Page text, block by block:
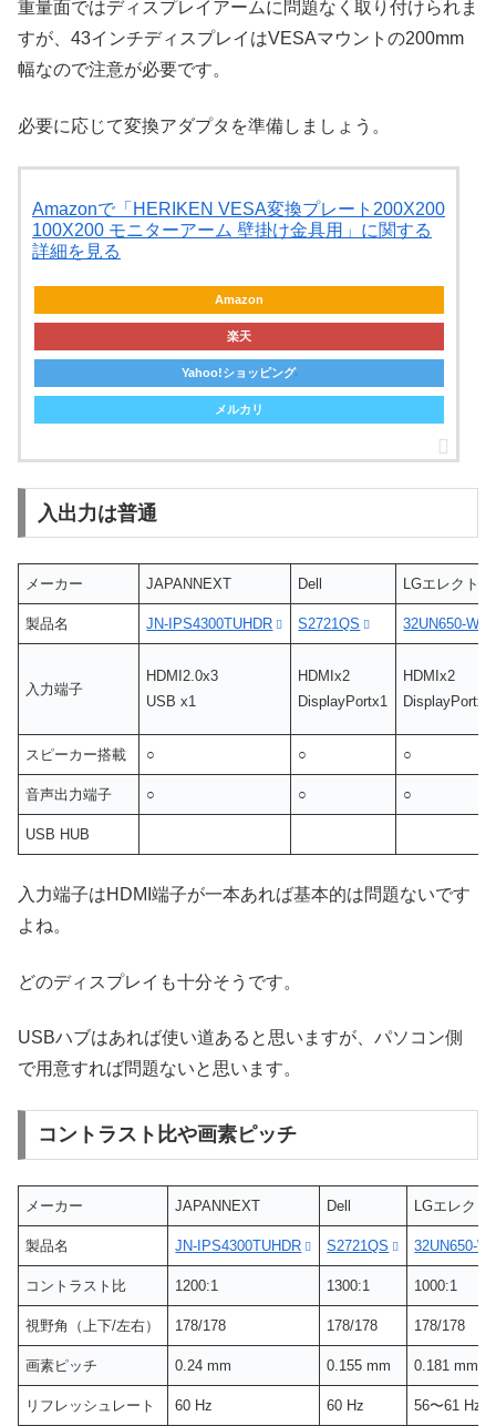
重量面ではディスプレイアームに問題なく取り付けられま
すが、43インチディスプレイはVESAマウントの200mm
幅なので注意が必要です。
必要に応じて変換アダプタを準備しましょう。
Amazonで「HERIKEN VESA変換プレート200X200
100X200 モニターアーム 壁掛け金具用」に関する
詳細を見る
Amazon
楽天
Yahoo!ショッピング
メルカリ
入出力は普通
メーカー JAPANNEXT Dell LGエレクト
製品名 JN-IPS4300TUHDR S2721QS 32UN650-W
入力端子
HDMI2.0x3
USB x1
HDMIx2
DisplayPortx1
HDMIx2
DisplayPortx1
スピーカー搭載 ○ ○ ○
音声出力端子 ○ ○ ○
USB HUB
入力端子はHDMI端子が一本あれば基本的は問題ないです
よね。
どのディスプレイも十分そうです。
USBハブはあれば使い道あると思いますが、パソコン側
で用意すれば問題ないと思います。
コントラスト比や画素ピッチ
メーカー JAPANNEXT Dell LGエレク
製品名 JN-IPS4300TUHDR S2721QS 32UN650-W
コントラスト比 1200:1 1300:1 1000:1
視野角（上下/左右） 178/178 178/178 178/178
画素ピッチ 0.24 mm 0.155 mm 0.181 mm
リフレッシュレート 60 Hz 60 Hz 56〜61 Hz